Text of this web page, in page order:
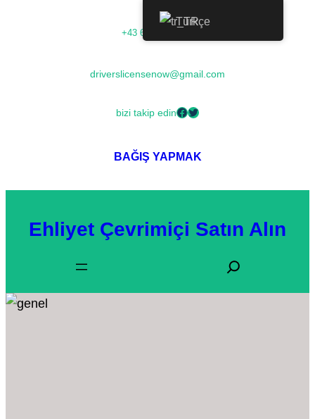
+43 68054000673
driverslicensenow@gmail.com
bizi takip edin
BAĞIŞ YAPMAK
Ehliyet Çevrimiçi Satın Alın
Türkçe